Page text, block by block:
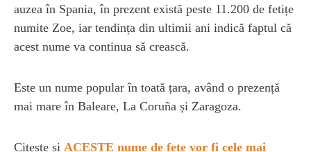
auzea în Spania, în prezent există peste 11.200 de fetițe
numite Zoe, iar tendința din ultimii ani indică faptul că
acest nume va continua să crească.
Este un nume popular în toată țara, având o prezență
mai mare în Baleare, La Coruña și Zaragoza.
Citește și ACESTE nume de fete vor fi cele mai